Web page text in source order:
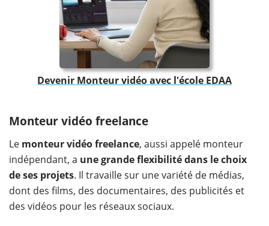
Devenir Monteur vidéo avec l'école EDAA
Monteur vidéo freelance
Le monteur vidéo freelance, aussi appelé monteur
indépendant, a une grande flexibilité dans le choix
de ses projets. Il travaille sur une variété de médias,
dont des films, des documentaires, des publicités et
des vidéos pour les réseaux sociaux.